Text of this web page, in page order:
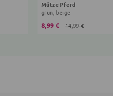
Mütze Pferd
grün, beige
8,99 € 14,99 €